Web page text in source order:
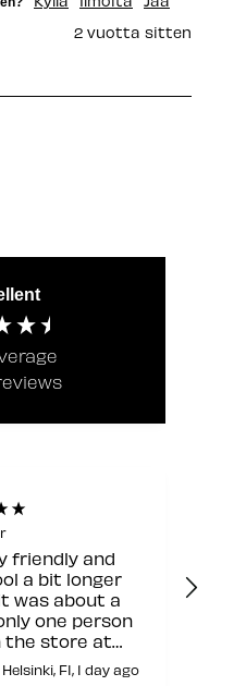
2 vuotta sitten
friendly and
a bit longer
was about a
one person
the store at
other than
Helsinki, FI, 1 day ago